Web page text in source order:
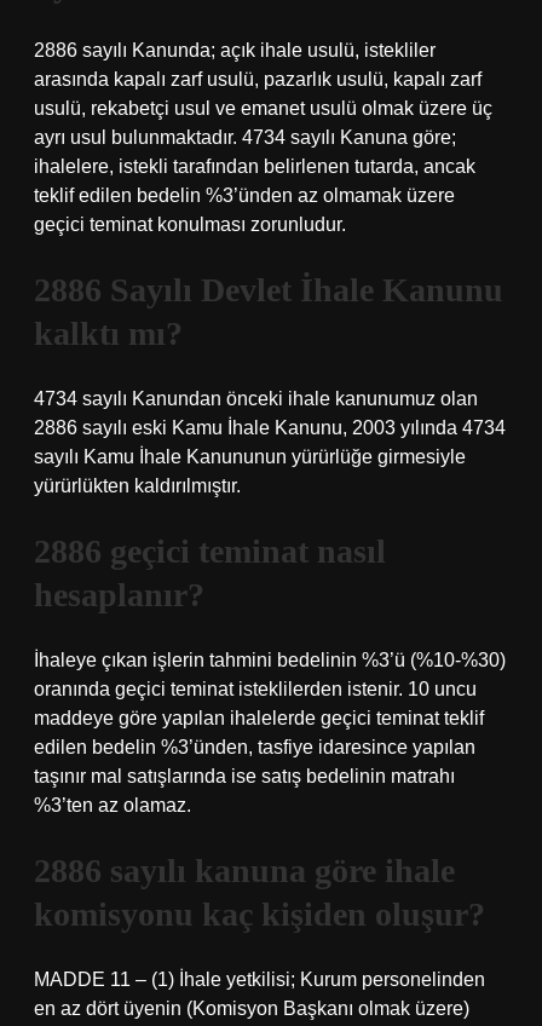
2886 sayılı Kanunda; açık ihale usulü, istekliler
arasında kapalı zarf usulü, pazarlık usulü, kapalı zarf
usulü, rekabetçi usul ve emanet usulü olmak üzere üç
ayrı usul bulunmaktadır. 4734 sayılı Kanuna göre;
ihalelere, istekli tarafından belirlenen tutarda, ancak
teklif edilen bedelin %3’ünden az olmamak üzere
geçici teminat konulması zorunludur.
2886 Sayılı Devlet İhale Kanunu
kalktı mı?
4734 sayılı Kanundan önceki ihale kanunumuz olan
2886 sayılı eski Kamu İhale Kanunu, 2003 yılında 4734
sayılı Kamu İhale Kanununun yürürlüğe girmesiyle
yürürlükten kaldırılmıştır.
2886 geçici teminat nasıl
hesaplanır?
İhaleye çıkan işlerin tahmini bedelinin %3’ü (%10-%30)
oranında geçici teminat isteklilerden istenir. 10 uncu
maddeye göre yapılan ihalelerde geçici teminat teklif
edilen bedelin %3’ünden, tasfiye idaresince yapılan
taşınır mal satışlarında ise satış bedelinin matrahı
%3’ten az olamaz.
2886 sayılı kanuna göre ihale
komisyonu kaç kişiden oluşur?
MADDE 11 – (1) İhale yetkilisi; Kurum personelinden
en az dört üyenin (Komisyon Başkanı olmak üzere)